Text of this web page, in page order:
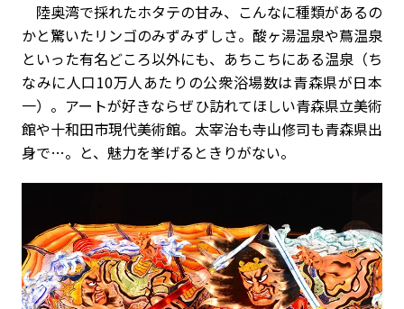
陸奥湾で採れたホタテの甘み、こんなに種類があるの
かと驚いたリンゴのみずみずしさ。酸ヶ湯温泉や蔦温泉
といった有名どころ以外にも、あちこちにある温泉（ち
なみに人口10万人あたりの公衆浴場数は青森県が日本
一）。アートが好きならぜひ訪れてほしい青森県立美術
館や十和田市現代美術館。太宰治も寺山修司も青森県出
身で…。と、魅力を挙げるときりがない。